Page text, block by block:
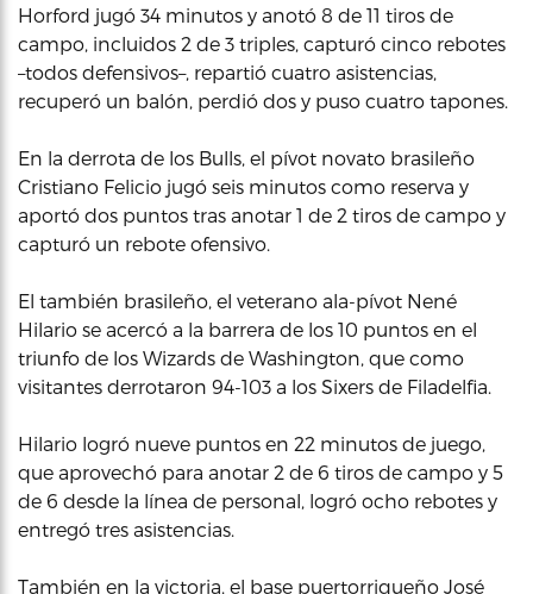
Horford jugó 34 minutos y anotó 8 de 11 tiros de
campo, incluidos 2 de 3 triples, capturó cinco rebotes
–todos defensivos–, repartió cuatro asistencias,
recuperó un balón, perdió dos y puso cuatro tapones.
En la derrota de los Bulls, el pívot novato brasileño
Cristiano Felicio jugó seis minutos como reserva y
aportó dos puntos tras anotar 1 de 2 tiros de campo y
capturó un rebote ofensivo.
El también brasileño, el veterano ala-pívot Nené
Hilario se acercó a la barrera de los 10 puntos en el
triunfo de los Wizards de Washington, que como
visitantes derrotaron 94-103 a los Sixers de Filadelfia.
Hilario logró nueve puntos en 22 minutos de juego,
que aprovechó para anotar 2 de 6 tiros de campo y 5
de 6 desde la línea de personal, logró ocho rebotes y
entregó tres asistencias.
También en la victoria, el base puertorriqueño José